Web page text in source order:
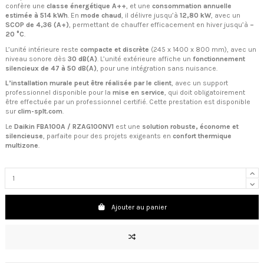
confère une classe énergétique A++, et une consommation annuelle
estimée à 514 kWh. En mode chaud, il délivre jusqu’à 12,80 kW, avec un
SCOP de 4,36 (A+), permettant de chauffer efficacement en hiver jusqu’à –
20 °C.
L’unité intérieure reste compacte et discrète (245 x 1400 x 800 mm), avec un
niveau sonore dès 30 dB(A) . L’unité extérieure affiche un fonctionnement
silencieux de 47 à 50 dB(A) , pour une intégration sans nuisance.
L’installation murale peut être réalisée par le client, avec un support
professionnel disponible pour la mise en service, qui doit obligatoirement
être effectuée par un professionnel certifié. Cette prestation est disponible
sur clim-splt.com.
Le Daikin FBA100A / RZAG100NV1 est une solution robuste, économe et
silencieuse, parfaite pour des projets exigeants en confort thermique
multizone.
Ajouter au panier